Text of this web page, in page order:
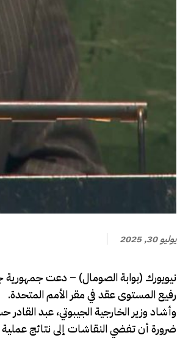
يوليو 30, 2025
نيويورك (بوابة الصومال) – دعت جمهورية
رفيع المستوى عقد في مقر الأمم المتحدة.
وأشاد وزير الخارجية الجيبوتي، عبد
ضرورة أن تفضي النقاشات إلى نتائج